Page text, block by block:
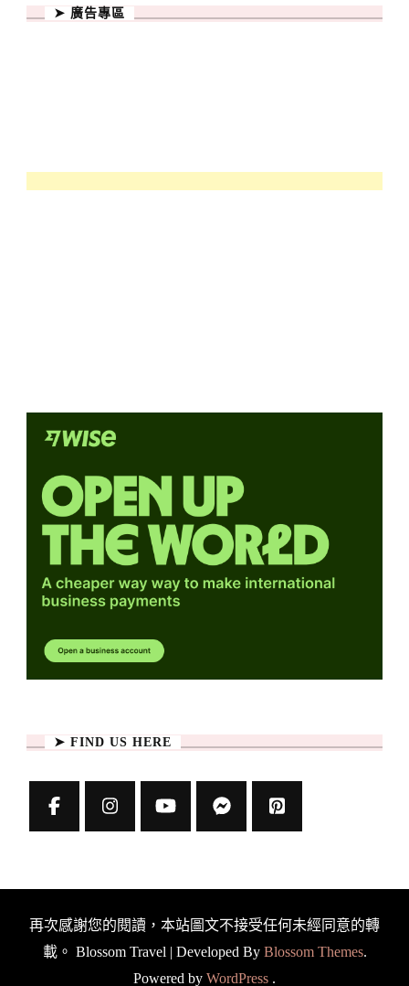
➤ 廣告專區
➤ FIND US HERE
再次感謝您的閱讀，本站圖文不接受任何未經同意的轉
載。 Blossom Travel | Developed By Blossom Themes.
Powered by WordPress .